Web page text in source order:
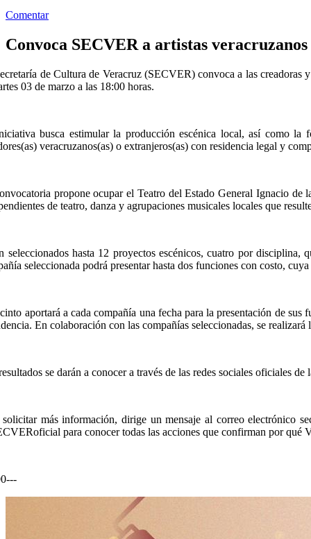
Comentar
Convoca SECVER a artistas
de Cultura de Veracruz (SECVER) convoca a las creadoras
03 de marzo a las 18:00 horas.
busca estimular la producción escénica local, así como la
veracruzanos(as) o extranjeros(as) con residencia legal y
propone ocupar el Teatro del Estado General Ignacio de
de teatro, danza y agrupaciones musicales locales que
seleccionados hasta 12 proyectos escénicos, cuatro por
seleccionada podrá presentar hasta dos funciones con costo,
aportará a cada compañía una fecha para la presentación de
En colaboración con las compañías seleccionadas, se realizará
se darán a conocer a través de las redes sociales oficiales
solicitar más información, dirige un mensaje al correo electrónico
para conocer todas las acciones que confirman por qué